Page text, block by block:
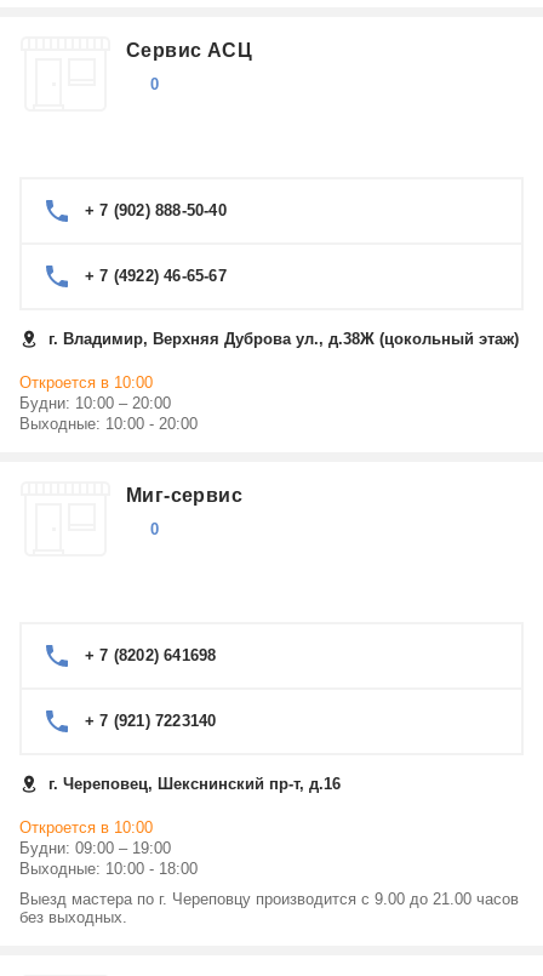
Сервис АСЦ
0
+ 7 (902) 888-50-40
+ 7 (4922) 46-65-67
г. Владимир, Верхняя Дуброва ул., д.38Ж (цокольный этаж)
Откроется в 10:00
Будни: 10:00 – 20:00
Выходные: 10:00 - 20:00
Миг-сервис
0
+ 7 (8202) 641698
+ 7 (921) 7223140
г. Череповец, Шекснинский пр-т, д.16
Откроется в 10:00
Будни: 09:00 – 19:00
Выходные: 10:00 - 18:00
Выезд мастера по г. Череповцу производится с 9.00 до 21.00 часов
без выходных.